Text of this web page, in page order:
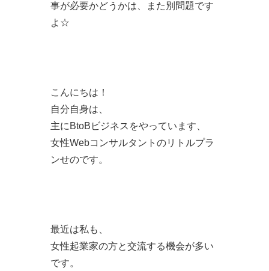
事が必要かどうかは、また別問題です
よ☆
こんにちは！
自分自身は、
主にBtoBビジネスをやっています、
女性Webコンサルタントのリトルプラ
ンせのです。
最近は私も、
女性起業家の方と交流する機会が多い
です。